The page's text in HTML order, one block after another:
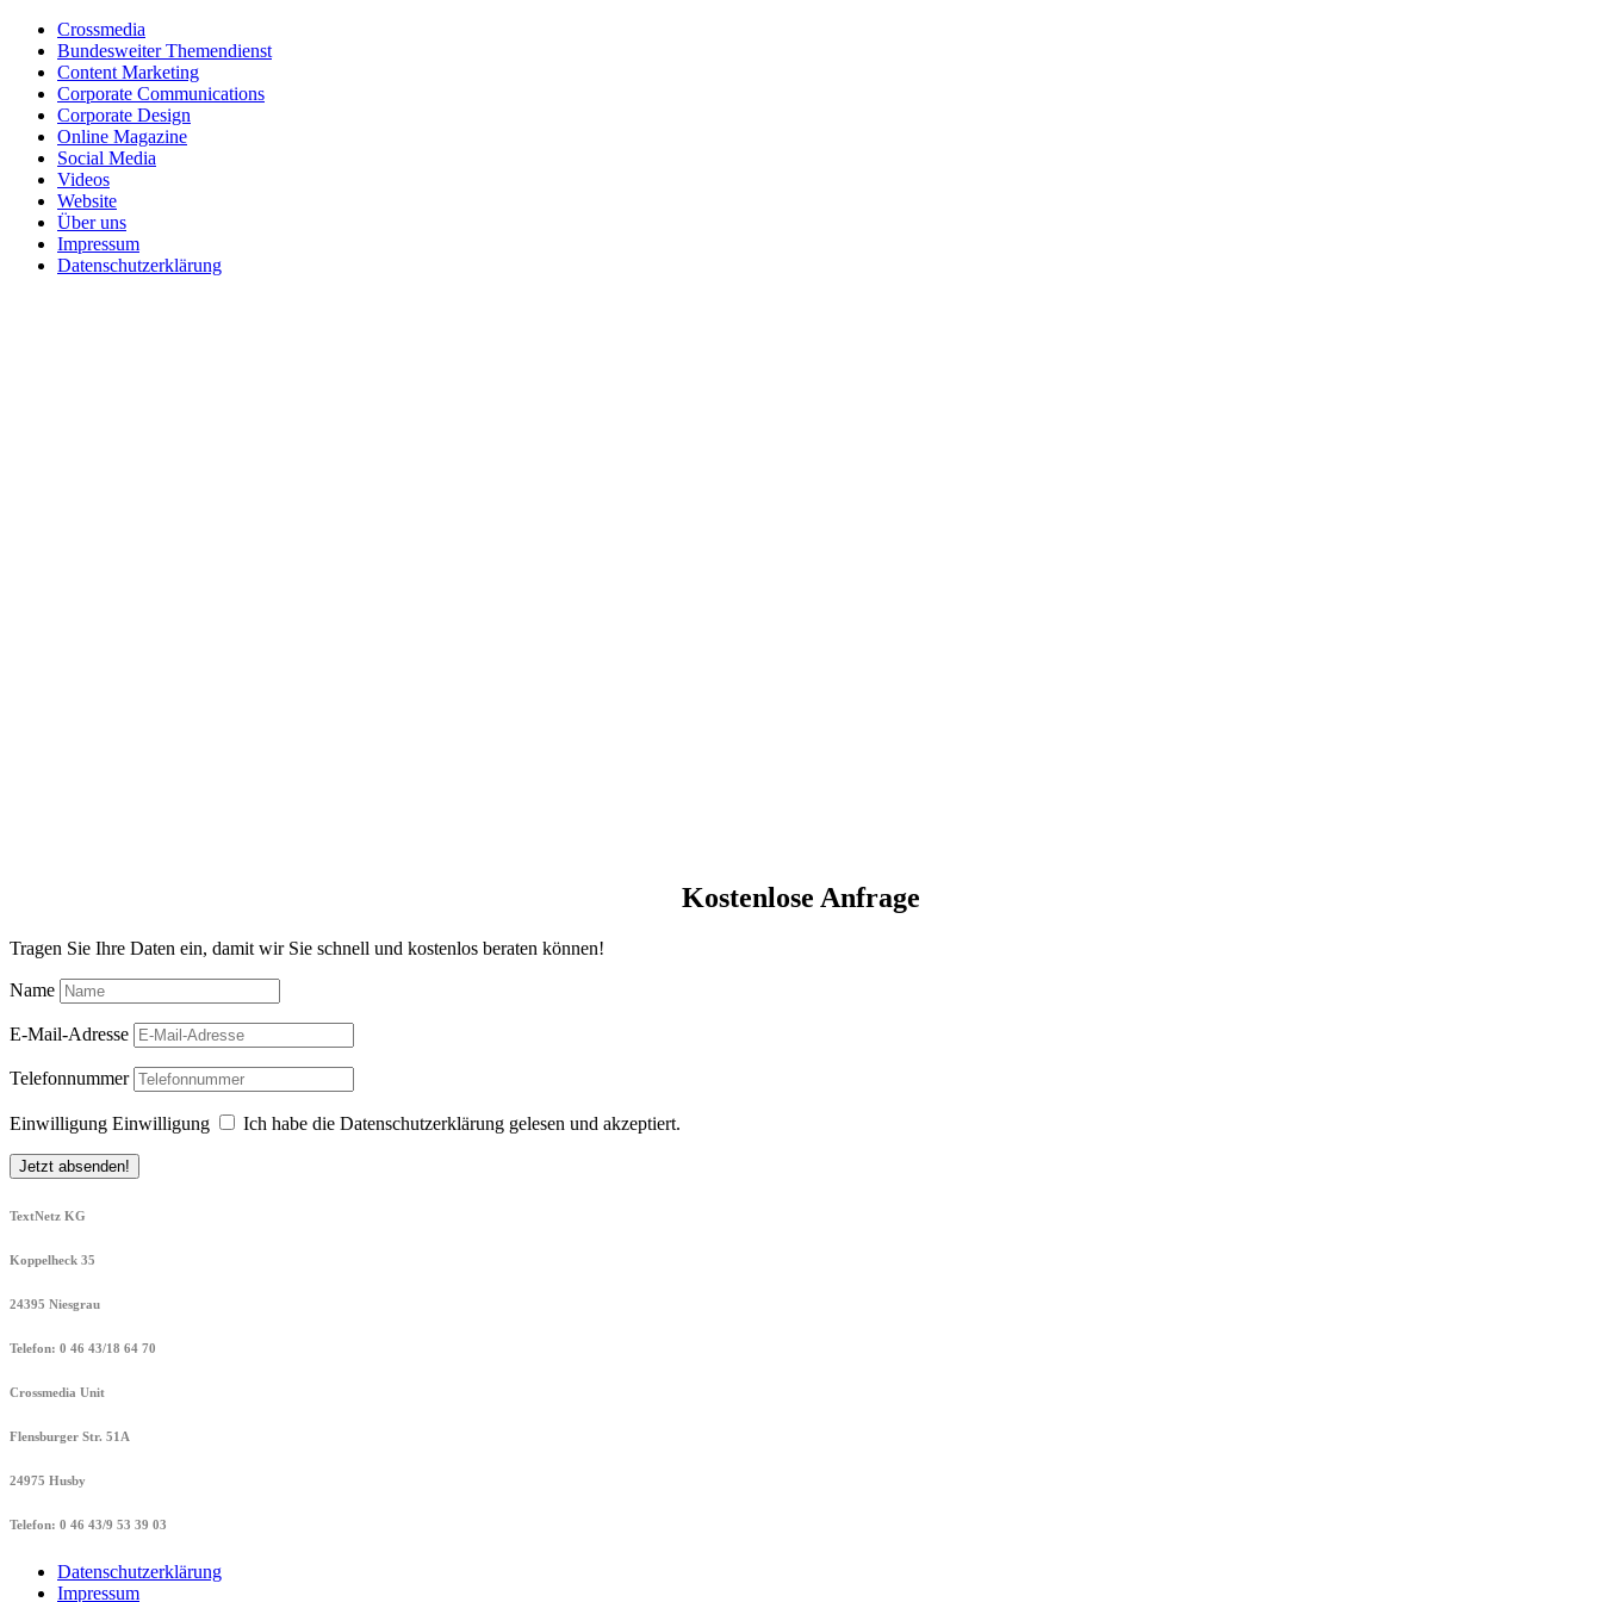
Crossmedia
Bundesweiter Themendienst
Content Marketing
Corporate Communications
Corporate Design
Online Magazine
Social Media
Videos
Website
Über uns
Impressum
Datenschutzerklärung
Kostenlose Anfrage
Tragen Sie Ihre Daten ein, damit wir Sie schnell und kostenlos beraten können!
Name
E-Mail-Adresse
Telefonnummer
Einwilligung Einwilligung Ich habe die Datenschutzerklärung gelesen und akzeptiert.
Jetzt absenden!
TextNetz KG
Koppelheck 35
24395 Niesgrau
Telefon: 0 46 43/18 64 70
Crossmedia Unit
Flensburger Str. 51A
24975 Husby
Telefon: 0 46 43/9 53 39 03
Datenschutzerklärung
Impressum